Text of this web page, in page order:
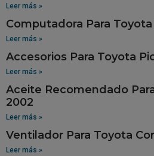
Leer más »
Computadora Para Toyota
Leer más »
Accesorios Para Toyota
Leer más »
Aceite Recomendado
2002
Leer más »
Ventilador Para Toyota
Leer más »